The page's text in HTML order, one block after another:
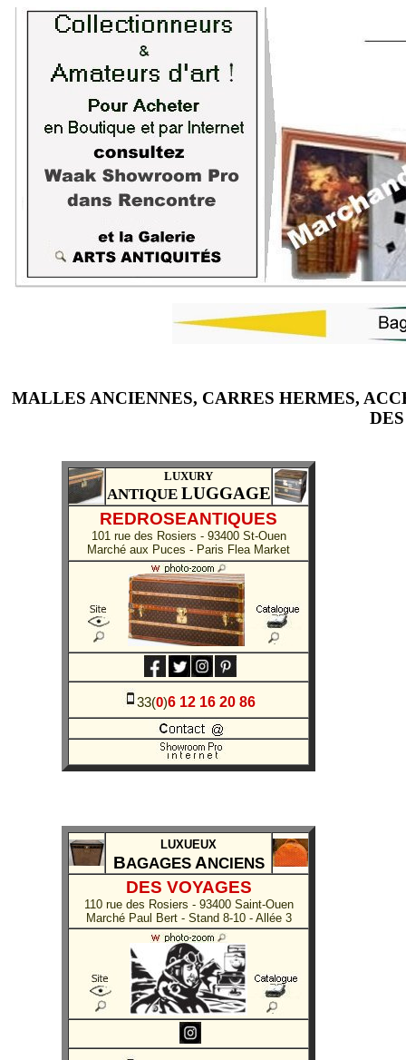
MALLES ANCIENNES, CARRES HERMES,
LUXURY
ANTIQUE LUGGAGE
REDROSEANTIQUES
101 rue des Rosiers - 93400 St-Ouen
Marché aux Puces - Paris Flea Market
33(0)6 12 16 20 86
LUXUEUX
BAGAGESANCIENS
DES VOYAGES
110 rue des Rosiers - 93400 Saint-Ouen
Marché Paul Bert - Stand 8-10 - Allée 3